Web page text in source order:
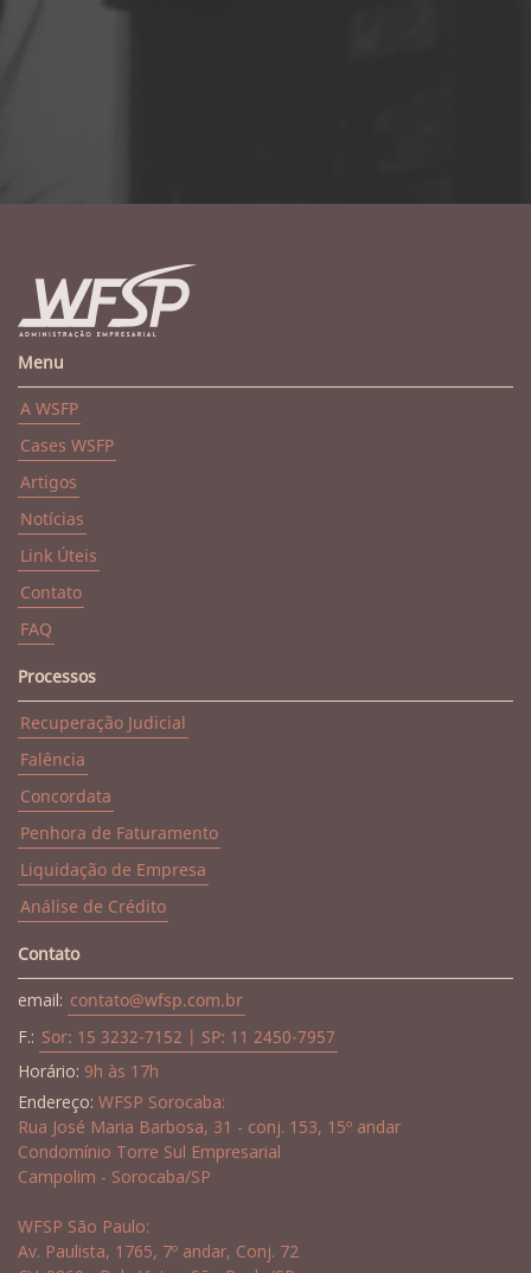
Menu
A WSFP
Cases WSFP
Artigos
Notícias
Link Úteis
Contato
FAQ
Processos
Recuperação Judicial
Falência
Concordata
Penhora de Faturamento
Liquidação de Empresa
Análise de Crédito
Contato
email: contato@wfsp.com.br
F.: Sor: 15 3232-7152 | SP: 11 2450-7957
Horário: 9h às 17h
Endereço: WFSP Sorocaba:
Rua José Maria Barbosa, 31 - conj. 153, 15º andar
Condomínio Torre Sul Empresarial
Campolim - Sorocaba/SP
WFSP São Paulo:
Av. Paulista, 1765, 7º andar, Conj. 72